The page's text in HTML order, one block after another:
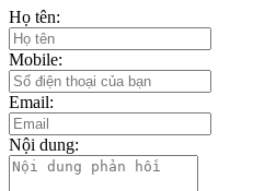
Họ tên:
Mobile:
Email:
Nội dung: